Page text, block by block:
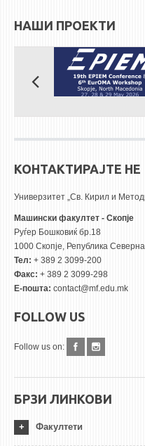
НАШИ ПРОЕКТИ
КОНТАКТИРАЈТЕ НЕ
Универзитет „Св. Кирил и
Машински факултет - Скопје
Руѓер Бошковиќ бр.18
1000 Скопје, Република
Тел: + 389 2 3099-200
Факс: + 389 2 3099-298
Е-пошта: contact@mf.edu.mk
FOLLOW US
Follow us on:
БРЗИ ЛИНКОВИ
Факултети